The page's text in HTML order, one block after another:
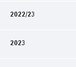
2022/23
2023